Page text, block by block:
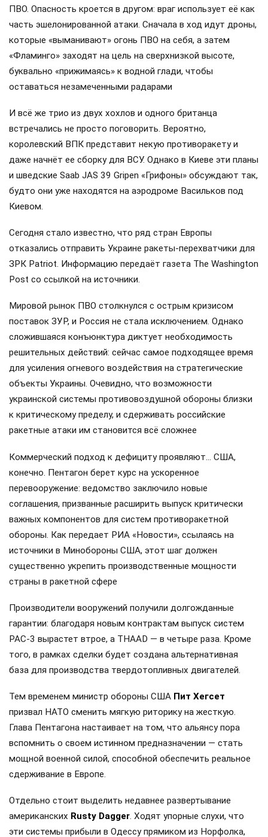
ПВО. Опасность кроется в другом: враг использует её как
часть эшелонированной атаки. Сначала в ход идут дроны,
которые «выманивают» огонь ПВО на себя, а затем
«Фламинго» заходят на цель на сверхнизкой высоте,
буквально «прижимаясь» к водной глади, чтобы
оставаться незамеченными радарами
И всё же трио из двух хохлов и одного британца
встречались не просто поговорить. Вероятно,
королевский ВПК представит некую противоракету и
даже начнёт ее сборку для ВСУ. Однако в Киеве эти планы
и шведские Saab JAS 39 Gripen «Грифоны» обсуждают так,
будто они уже находятся на аэродроме Васильков под
Киевом.
Сегодня стало известно, что ряд стран Европы
отказались отправить Украине ракеты-перехватчики для
ЗРК Patriot. Информацию передаёт газета The Washington
Post со ссылкой на источники.
Мировой рынок ПВО столкнулся с острым кризисом
поставок ЗУР, и Россия не стала исключением. Однако
сложившаяся конъюнктура диктует необходимость
решительных действий: сейчас самое подходящее время
для усиления огневого воздействия на стратегические
объекты Украины. Очевидно, что возможности
украинской системы противовоздушной обороны близки
к критическому пределу, и сдерживать российские
ракетные атаки им становится всё сложнее
Коммерческий подход к дефициту проявляют… США,
конечно. Пентагон берет курс на ускоренное
перевооружение: ведомство заключило новые
соглашения, призванные расширить выпуск критически
важных компонентов для систем противоракетной
обороны. Как передает РИА «Новости», ссылаясь на
источники в Минобороны США, этот шаг должен
существенно укрепить производственные мощности
страны в ракетной сфере
Производители вооружений получили долгожданные
гарантии: благодаря новым контрактам выпуск систем
PAC-3 вырастет втрое, а THAAD — в четыре раза. Кроме
того, в рамках сделки будет создана альтернативная
база для производства твердотопливных двигателей.
Тем временем министр обороны США Пит Хегсет
призвал НАТО сменить мягкую риторику на жесткую.
Глава Пентагона настаивает на том, что альянсу пора
вспомнить о своем истинном предназначении — стать
мощной военной силой, способной обеспечить реальное
сдерживание в Европе.
Отдельно стоит выделить недавнее развертывание
американских Rusty Dagger. Ходят упорные слухи, что
эти системы прибыли в Одессу прямиком из Норфолка,